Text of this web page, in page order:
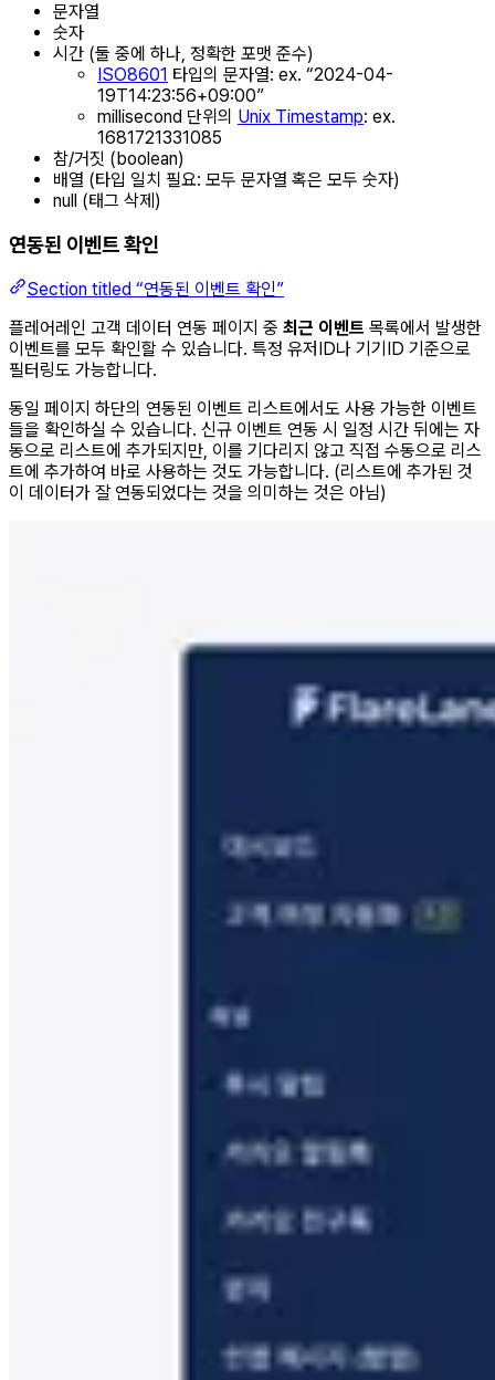
문자열
숫자
시간 (둘 중에 하나, 정확한 포맷 준수)
ISO8601 타입의 문자열: ex. “2024-04-
19T14:23:56+09:00”
millisecond 단위의 Unix Timestamp: ex.
1681721331085
참/거짓 (boolean)
배열 (타입 일치 필요: 모두 문자열 혹은 모두 숫자)
null (태그 삭제)
연동된 이벤트 확인
Section titled “연동된 이벤트 확인”
플레어레인 고객 데이터 연동 페이지 중 최근 이벤트 목록에서 발생한
이벤트를 모두 확인할 수 있습니다. 특정 유저ID나 기기ID 기준으로
필터링도 가능합니다.
동일 페이지 하단의 연동된 이벤트 리스트에서도 사용 가능한 이벤트
들을 확인하실 수 있습니다. 신규 이벤트 연동 시 일정 시간 뒤에는 자
동으로 리스트에 추가되지만, 이를 기다리지 않고 직접 수동으로 리스
트에 추가하여 바로 사용하는 것도 가능합니다. (리스트에 추가된 것
이 데이터가 잘 연동되었다는 것을 의미하는 것은 아님)